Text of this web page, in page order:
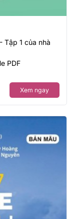
Tập 1 của nhà
PDF
Xem ngay